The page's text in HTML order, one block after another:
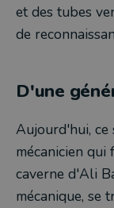
et des tubes
de
D'une
Aujourd'hui, ce
mécanicien
caverne d'Ali
mécanique, se